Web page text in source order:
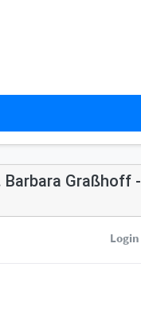
Barbara Graßhoff -
Login